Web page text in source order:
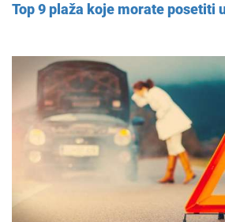
Top 9 plaža koje morate posetiti